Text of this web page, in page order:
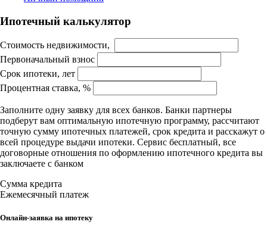
Ипотечный калькулятор
Стоимость недвижимости,
Первоначальный взнос
Срок ипотеки, лет
Процентная ставка, %
Заполните одну заявку для всех банков. Банки партнеры
подберут вам оптимальную ипотечную программу, рассчитают
точную сумму ипотечных платежей, срок кредита и расскажут о
всей процедуре выдачи ипотеки. Сервис бесплатный, все
договорные отношения по оформлению ипотечного кредита вы
заключаете с банком
Сумма кредита
Ежемесячный платеж
Онлайн-заявка на ипотеку